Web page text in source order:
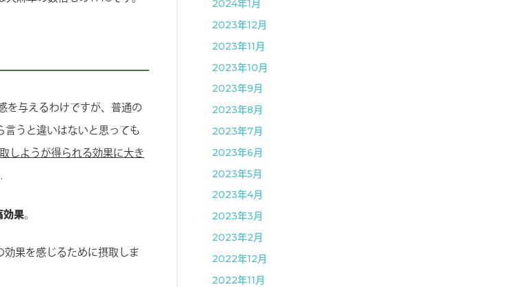
を与えるわけですが、普通の
うと違いはないと思っても
しようが得られる効果に大き
効果。
果を感じるために摂取しま
2024年1月
2023年12月
2023年11月
2023年10月
2023年9月
2023年8月
2023年7月
2023年6月
2023年5月
2023年4月
2023年3月
2023年2月
2022年12月
2022年11月